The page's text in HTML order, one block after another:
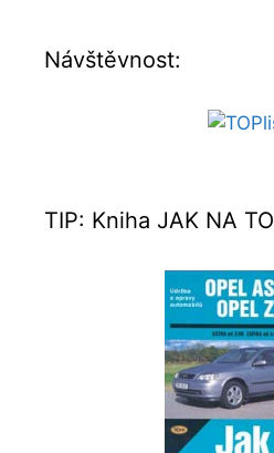
Návštěvnost:
TIP: Kniha JAK NA TO